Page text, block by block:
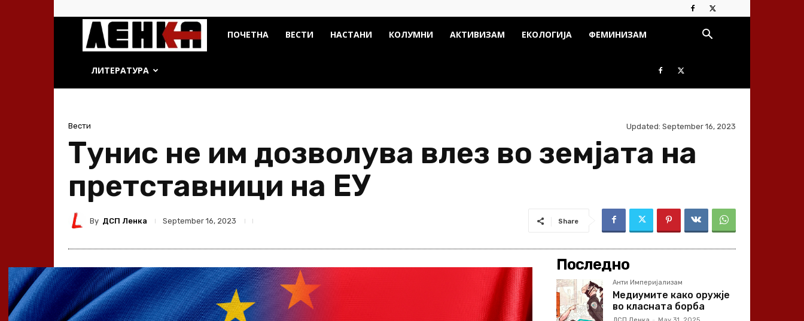
ДСП
ПОЧЕТНА ВЕСТИ НАСТАНИ КОЛУМНИ АКТИВИЗАМ ЕКОЛОГИЈА ФЕМИНИЗАМ
ЛИТЕРАТУРА
Вести Updated: September 16, 2023
Тунис не им дозволува влез во земјата на
претставници на ЕУ
By ДСП Ленка September 16, 2023 Share
Последно
Анти Империјализам
Медиумите како оружје
во класната борба